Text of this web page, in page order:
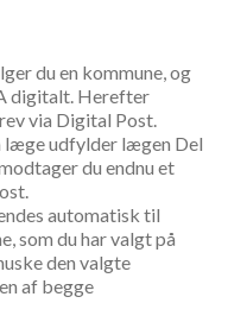
du en kommune, og
digitalt. Herefter
via Digital Post.
læge udfylder lægen Del
du endnu et
automatisk til
som du har valgt på
den valgte
af begge